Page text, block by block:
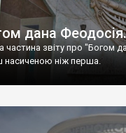
дана
частина звіту про "Богом
насиченою ніж перша.